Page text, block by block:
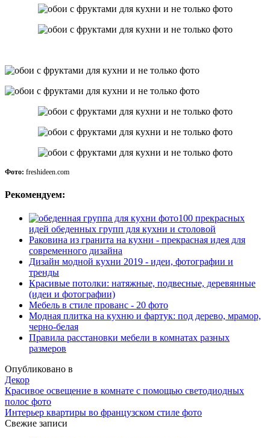
Фото: freshideen.com
Рекомендуем:
100 прекрасных
идей обеденных групп для кухни и столовой
Раковина из гранита на кухни - прекрасная идея для
современного дизайна
Дизайн модной кухни 2019 - идеи, фотографии и
тренды
Красивые потолки: натяжные, подвесные, деревянные
(идеи и фотографии)
Мебель в стиле прованс - 20 фото
Модная плитка на кухню и фартук: под дерево, мрамор,
черно-белая
Правила расстановки мебели в комнатах разных
размеров
Опубликовано в
Декор
Красивое освещение в комнате с помощью светодиодных
полос фото
Интерьер квартиры во французском стиле фото
Свежие записи